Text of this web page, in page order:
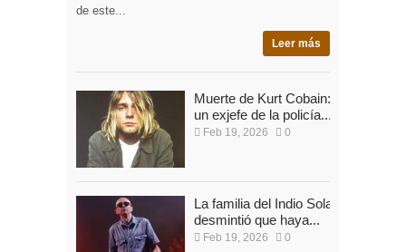
de este...
Leer más
Muerte de Kurt Cobain:
un exjefe de la policía...
Feb 19, 2026 0
La familia del Indio Solari
desmintió que haya...
Feb 19, 2026 0